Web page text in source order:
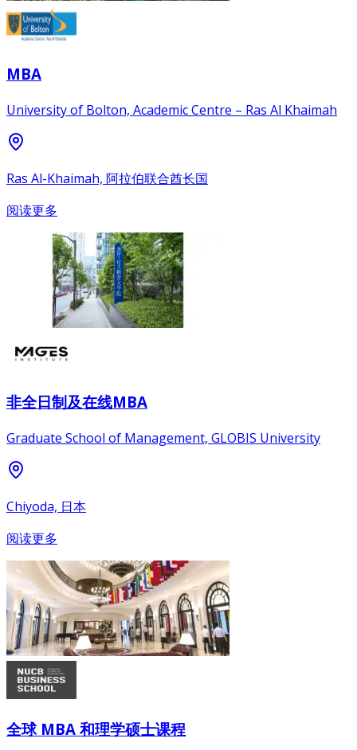
MBA
University of Bolton, Academic Centre – Ras Al Khaimah
Ras Al-Khaimah, 阿拉伯联合酋长国
阅读更多
非全日制及在线MBA
Graduate School of Management, GLOBIS University
Chiyoda, 日本
阅读更多
全球 MBA 和理学硕士课程